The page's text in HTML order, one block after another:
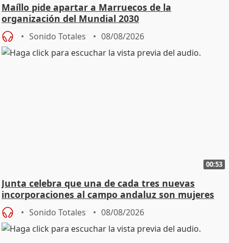
Maíllo pide apartar a Marruecos de la
organización del Mundial 2030
Sonido Totales 08/08/2026
00:53
Junta celebra que una de cada tres nuevas
incorporaciones al campo andaluz son mujeres
jóvenes
Sonido Totales 08/08/2026